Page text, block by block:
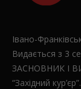
Івано-
Видається з 3
ЗАСНОВНИК І
“Західний